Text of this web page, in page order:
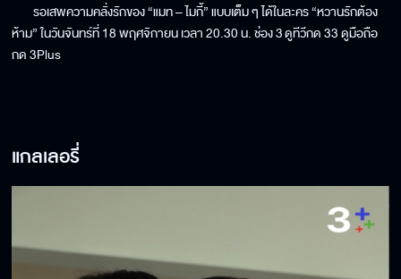
รอเสพความคลั่งรักของ “แมท – ไมกี้” แบบเต็ม ๆ ได้ในละคร “หวานรักต้อง
ห้าม” ในวันจันทร์ที่ 18 พฤศจิกายน เวลา 20.30 น. ช่อง 3 ดูทีวีกด 33 ดูมือถือ
กด 3Plus
แกลเลอรี่